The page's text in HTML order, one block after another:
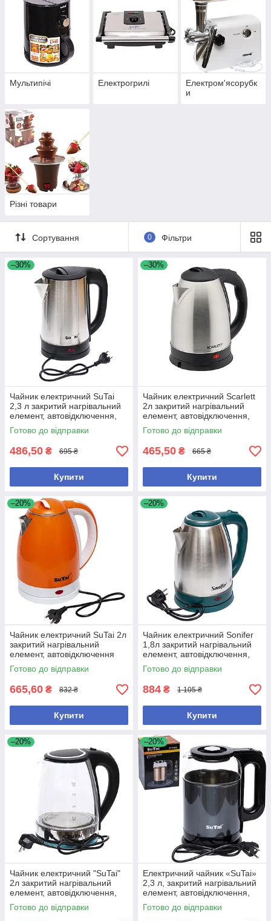
Мультипічі Електрогрилі
Електром'ясорубк
и
Різні товари
Сортування 0 Фільтри
–30%
Чайник електричний SuTai
2,3 л закритий нагрівальний
елемент, автовідключення,
корпус нержавіюча сталь
Готово до відправки
486,50 ₴ 695 ₴
Купити
–30%
Чайник електричний Scarlett
2л закритий нагрівальний
елемент, автовідключення,
корпус нержавіюча сталь
Готово до відправки
465,50 ₴ 665 ₴
Купити
–20%
Чайник електричний SuTai 2л
закритий нагрівальний
елемент, автовідключення
Готово до відправки
665,60 ₴ 832 ₴
Купити
–20%
Чайник електричний Sonifer
1,8л закритий нагрівальний
елемент, автовідключення,
корпус нержавіюча сталь
Готово до відправки
884 ₴ 1 105 ₴
Купити
–20%
Чайник електричний "SuTai"
2л закритий нагрівальний
елемент, автовідключення,
підсвічування, корпус скло
Готово до відправки
–20%
Електричний чайник «SuTai»
2,3 л, закритий нагрівальний
елемент, автовідключення,
корпус скло + метал
Готово до відправки